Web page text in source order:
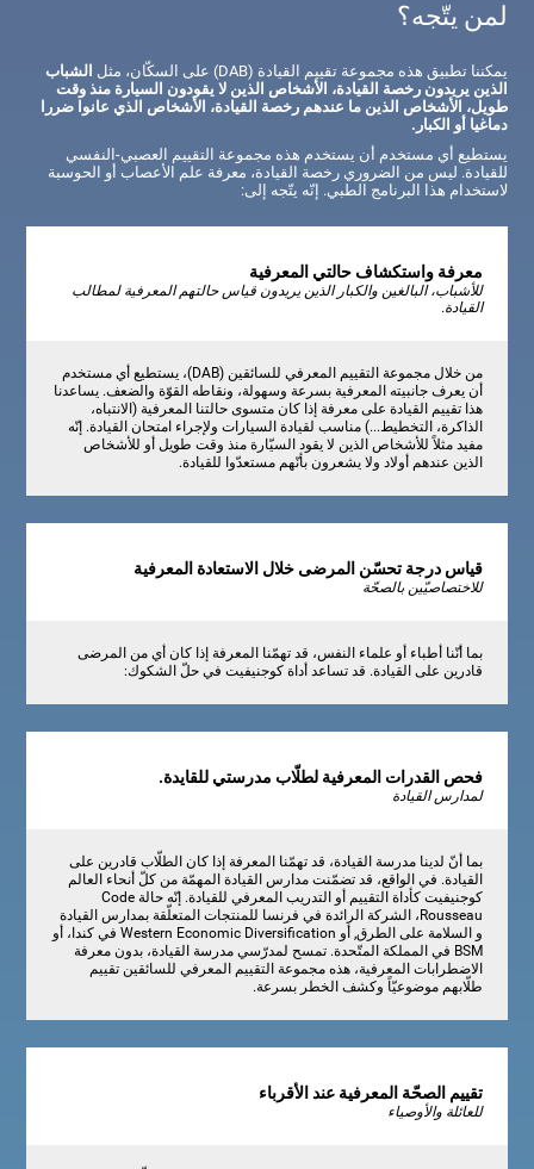
لمن يتّجه؟
يمكننا تطبيق هذه مجموعة تقييم القيادة (DAB) على السكّان، مثل
الشباب
الذين يريدون رخصة القيادة، الأشخاص الذين لا يقودون السيارة منذ وقت
طويل، الأشخاص الذين ما عندهم رخصة القيادة، الأشخاص الذي عانوا ضررا
دماغيا أو الكبار.
يستطيع أي مستخدم أن يستخدم هذه مجموعة التقييم العصبي-النفسي
للقيادة. ليس من الضروري رخصة القيادة، معرفة علم الأعصاب أو الحوسبة
لاستخدام هذا البرنامج الطبي. إنّه يتّجه إلى:
معرفة واستكشاف حالتي المعرفية
للأشباب، البالغين والكبار الذين يريدون قياس حالتهم المعرفية لمطالب
القيادة.
من خلال مجموعة التقييم المعرفي للسائقين (DAB)، يستطيع أي مستخدم
أن يعرف جانبيته المعرفية بسرعة وسهولة، ونقاطه القوّة والضعف. يساعدنا
هذا تقييم القيادة على معرفة إذا كان متسوى حالتنا المعرفية (الانتباه،
الذاكرة، التخطيط...) مناسب لقيادة السيارات ولإجراء امتحان القيادة. إنّه
مفيد مثلاً للأشخاص الذين لا يقود السيّارة منذ وقت طويل أو للأشخاص
الذين عندهم أولاد ولا يشعرون بأنّهم مستعدّوا للقيادة.
قياس درجة تحسّن المرضى خلال الاستعادة المعرفية
للاختصاصيّين بالصحّة
بما أنّنا أطباء أو علماء النفس، قد تهمّنا المعرفة إذا كان أي من المرضى
قادرين على القيادة. قد تساعد أداة كوجنيفيت في حلّ الشكوك:
فحص القدرات المعرفية لطلّاب مدرستي للقايدة.
لمدارس القيادة
بما أنّ لدينا مدرسة القيادة، قد تهمّنا المعرفة إذا كان الطلّاب قادرين على
القيادة. في الواقع، قد تضمّنت مدارس القيادة المهمّة من كلّ أنحاء العالم
كوجنيفيت كأداة التقييم أو التدريب المعرفي للقيادة. إنّه حالة Code
Rousseau، الشركة الرائدة في فرنسا للمنتجات المتعلّقة بمدارس القيادة
و السلامة على الطرق, أو Western Economic Diversification في كندا، أو
BSM في المملكة المتّحدة. تمسح لمدرّسي مدرسة القيادة، بدون معرفة
الاضطرابات المعرفية، هذه مجموعة التقييم المعرفي للسائقين تقييم
طلّابهم موضوعيّاً وكشف الخطر بسرعة.
تقييم الصحّة المعرفية عند الأقرباء
للعائلة والأوصياء